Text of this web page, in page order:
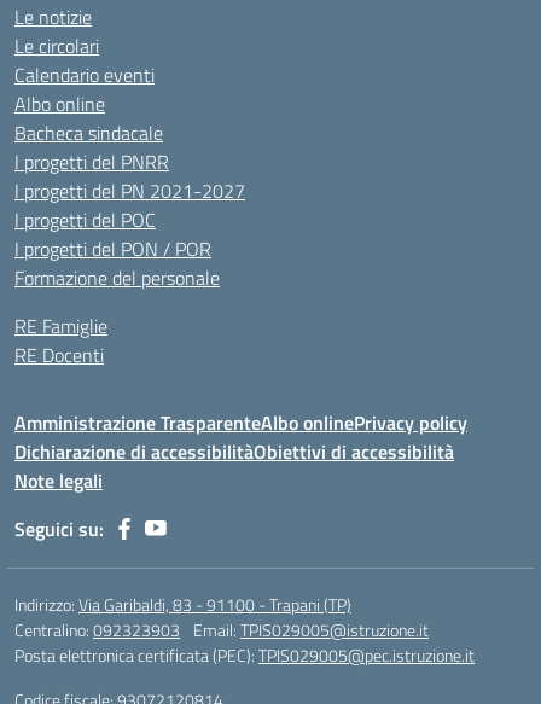
Le notizie
Le circolari
Calendario eventi
Albo online
Bacheca sindacale
I progetti del PNRR
I progetti del PN 2021-2027
I progetti del POC
I progetti del PON / POR
Formazione del personale
RE Famiglie
RE Docenti
Amministrazione TrasparenteAlbo onlinePrivacy policy
Dichiarazione di accessibilitàObiettivi di accessibilità
Note legali
Seguici su:
Indirizzo:Via Garibaldi, 83 - 91100 - Trapani (TP)
Centralino:092323903 Email:TPIS029005@istruzione.it
Posta elettronica certificata (PEC):TPIS029005@pec.istruzione.it